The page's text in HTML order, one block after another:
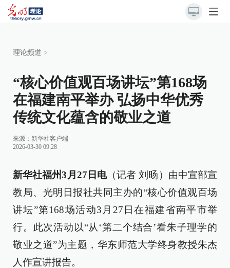
理论频道 >
“核心价值观百场讲坛”第168场
在福建南平举办 弘扬中华优秀
传统文化蕴含的敬业之道
来源： 新华社客户端
2026-03-30 09:28
新华社福州3月27日电（记者 刘旸）由中宣部宣
教局、光明日报社共同主办的“核心价值观百场
讲坛”第168场活动3月27日在福建省南平市举
行。此次活动以“从‘第二个结合’看朱子理学的
敬业之道”为主题，华东师范大学终身教授朱杰
人作宣讲报告。